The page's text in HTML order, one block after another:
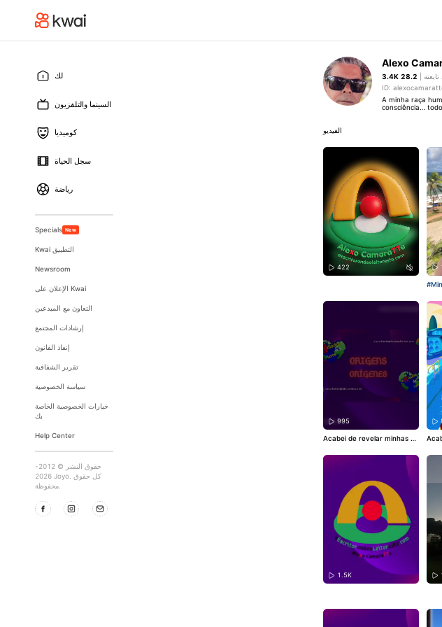
لك
السينما والتلفزيون
كوميديا
سجل الحياة
رياضة
Specials New
Kwai التطبيق
Newsroom
الإعلان على Kwai
التعاون مع المبدعين
إرشادات المجتمع
إنفاذ القانون
تقرير الشفافية
سياسة الخصوصية
خيارات الخصوصية الخاصة
بك
Help Center
حقوق النشر © 2012-
2026 Joyo. كل حقوق
Alexo
3.4K |
ID:
A minha raça
consciência…
الفيديو
422
995
Acabei de revelar minhas Re
o para ver as suas?#Retros
25!
1.5K